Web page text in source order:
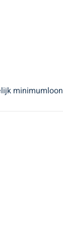
minimumloon